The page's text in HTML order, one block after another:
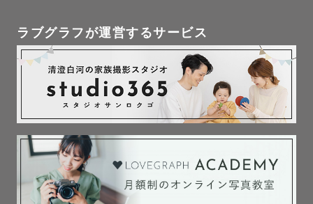
- メインエリア交通費超過例
愛知県
・豊橋市 ¥2,000〜
・田原市 ¥3,000～
・伊勢市 ¥4,000〜
岐阜県
・高山市 ¥4,000～
上記ご案内は一例です。
ラブグラフが運営するサービス